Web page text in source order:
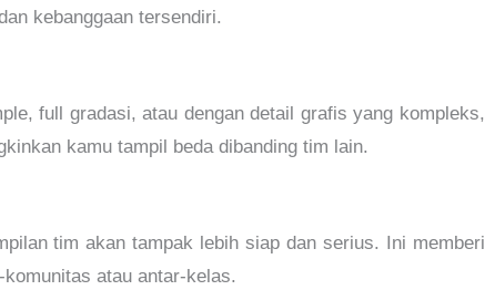
kebanggaan tersendiri.
full gradasi, atau dengan detail grafis yang kompleks,
kamu tampil beda dibanding tim lain.
tim akan tampak lebih siap dan serius. Ini memberi
atau antar-kelas.